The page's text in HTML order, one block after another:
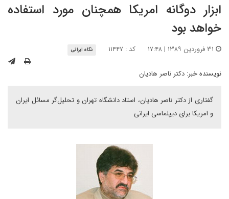
ابزار دوگانه امریکا همچنان مورد استفاده
خواهد بود
کد : ۱۱۴۴۷ نگاه ایرانی
نویسنده خبر: دکتر ناصر هادیان
گفتاری از دکتر ناصر هادیان، استاد دانشگاه تهران و تحلیل‌گر مسائل ایران
و امریکا برای دیپلماسی ایرانی